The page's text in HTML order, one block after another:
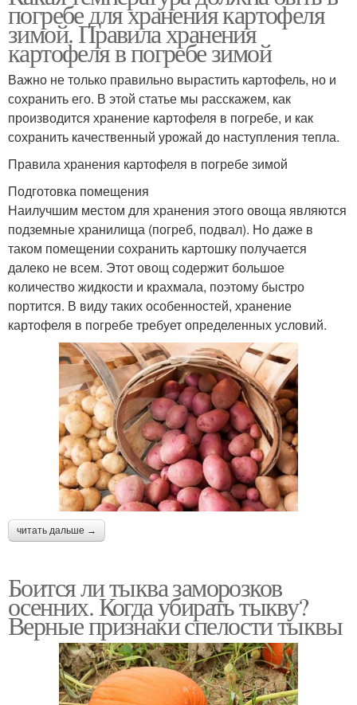
погребе для хранения картофеля
зимой. Правила хранения
картофеля в погребе зимой
Важно не только правильно вырастить картофель, но и
сохранить его. В этой статье мы расскажем, как
производится хранение картофеля в погребе, и как
сохранить качественный урожай до наступления тепла.
Правила хранения картофеля в погребе зимой
Подготовка помещения
Наилучшим местом для хранения этого овоща являются
подземные хранилища (погреб, подвал). Но даже в
таком помещении сохранить картошку получается
далеко не всем. Этот овощ содержит большое
количество жидкости и крахмала, поэтому быстро
портится. В виду таких особенностей, хранение
картофеля в погребе требует определенных условий.
читать дальше →
Боится ли тыква заморозков
осенних. Когда убирать тыкву?
Верные признаки спелости тыквы